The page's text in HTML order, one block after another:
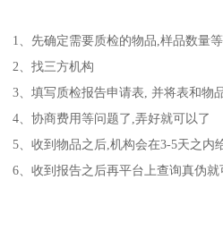
1、先确定需要质检的物品,样品数量等
2、找三方机构
3、填写质检报告申请表, 并将表和物
4、协商费用等问题了,弄好就可以了
5、收到物品之后,机构会在3-5天之内
6、收到报告之后再平台上查询真伪就